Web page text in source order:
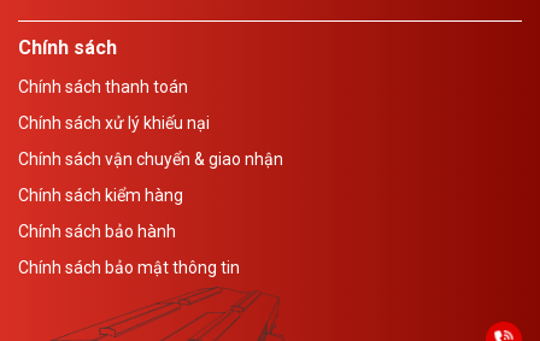
Chính sách
Chính sách thanh toán
Chính sách xử lý khiếu nại
Chính sách vận chuyển & giao nhận
Chính sách kiểm hàng
Chính sách bảo hành
Chính sách bảo mật thông tin